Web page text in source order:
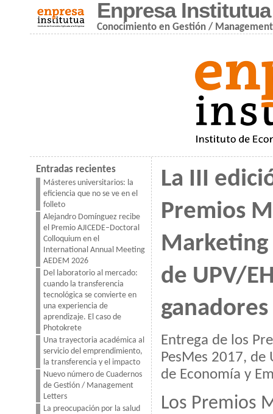
Enpresa Institutua
Conocimiento en Gestión /
Entradas recientes
Másteres universitarios: la
eficiencia que no se ve en el
folleto
Alejandro Domínguez recibe
el Premio AJICEDE–Doctoral
Colloquium en el
International Annual Meeting
AEDEM 2026
Del laboratorio al mercado:
cuando la transferencia
tecnológica se convierte en
una experiencia de
aprendizaje. El caso de
Photokrete
Una trayectoria académica al
servicio del emprendimiento,
la transferencia y el impacto
Nuevo número de Cuadernos
de Gestión / Management
Letters
La preocupación por la salud
La III
Premios
Marketing
de UPV/
ganadores
Entrega de los
PesMes 2017, de
de Economía y
Los Premios